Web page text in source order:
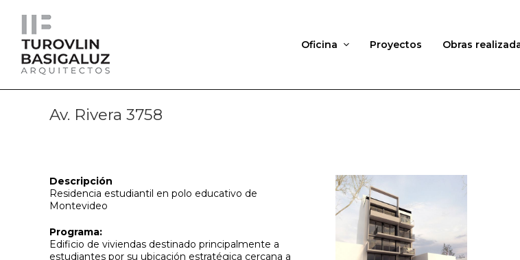
Oficina Proyectos Obras
Av. Rivera 3758
Descripción
Residencia estudiantil en polo educativo de
Montevideo
Programa:
Edificio de viviendas destinado principalmente a
estudiantes por su ubicación estratégica cercana a